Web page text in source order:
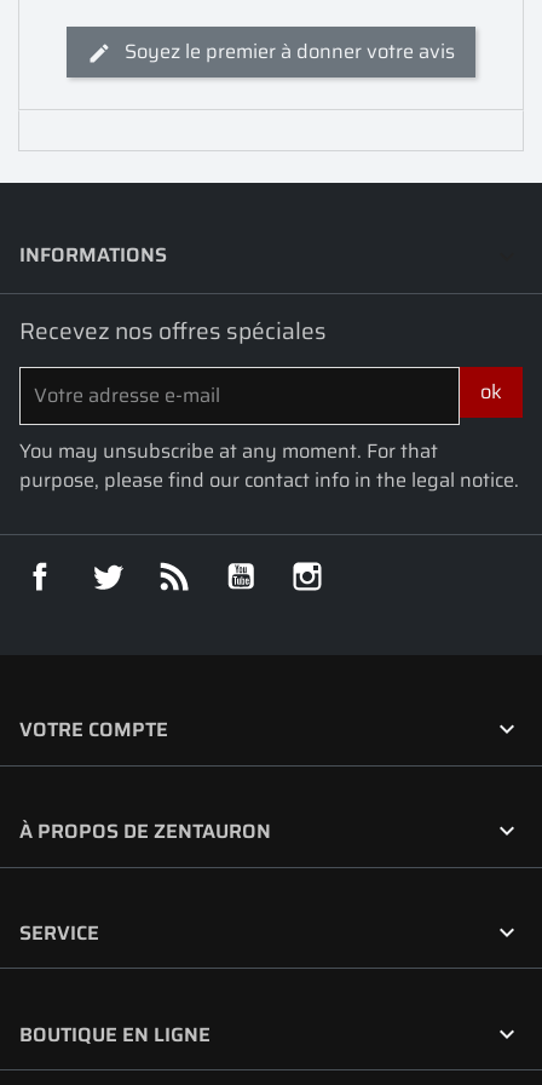
Soyez le premier à donner votre avis
INFORMATIONS
Recevez nos offres spéciales
You may unsubscribe at any moment. For that
purpose, please find our contact info in the legal notice.
Facebook Twitter YouTube
VOTRE COMPTE 
À PROPOS DE ZENTAURON 
SERVICE 
BOUTIQUE EN LIGNE 